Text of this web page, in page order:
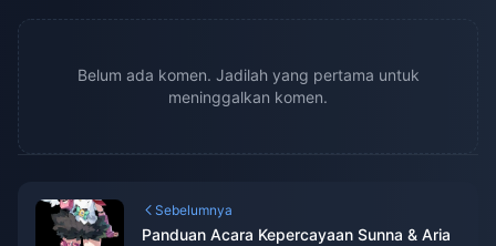
Belum ada komen. Jadilah yang pertama untuk
meninggalkan komen.
Sebelumnya
Panduan Acara Kepercayaan Sunna & Aria